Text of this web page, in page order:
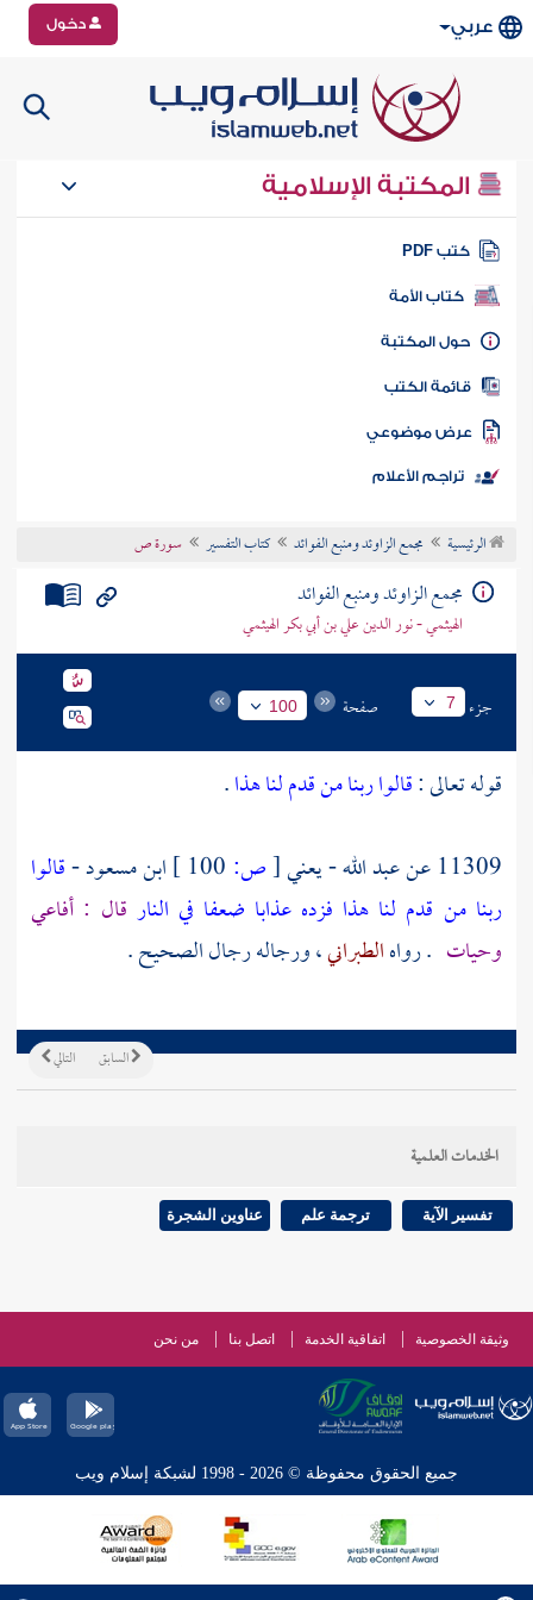
عربي دخول
المكتبة الإسلامية
كتب PDF
كتاب الأمة
المكتبة
الكتب
موضوعي
تراجم الأعلام
الرئيسية مجمع الزاوئد ومنبع الفوائد كتاب التفسير سورة ص
مجمع الزاوئد ومنبع الفوائد
الهيثمي - نور الدين علي بن أبي بكر الهيثمي
جزء 7 صفحة 100
قوله تعالى :قالوا ربنا من قدم لنا هذا.
11309 عن
عبد الله - يعني[ص: ابن مسعود-قالوا
ربنا من قدم لنا هذا فزده عذابا ضعفا في النار قال : أفاعي
وحيات . رواهالطبراني، ورجاله رجال الصحيح .
التالي السابق
الخدمات العلمية
تفسير الآية ترجمة علم عناوين الشجرة
وثيقة الخصوصية اتفاقية الخدمة اتصل بنا من نحن
جميع الحقوق محفوظة © 2026 - 1998 لشبكة إسلام ويب